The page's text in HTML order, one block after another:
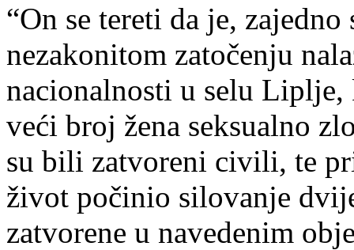
“On se tereti da je,
nezakonitom zatočenju
nacionalnosti u selu
veći broj žena seksualno
su bili zatvoreni civili, te
život počinio silovanje
zatvorene u navedenim